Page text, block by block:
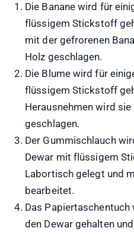
Die Banane wird für
flüssigem Stickstoff
mit der gefrorenen
Holz geschlagen.
Die Blume wird für
flüssigem Stickstoff
Herausnehmen wird
geschlagen.
Der Gummischlauch
Dewar mit flüssigem
Labortisch gelegt und
bearbeitet.
Das
den Dewar gehalten